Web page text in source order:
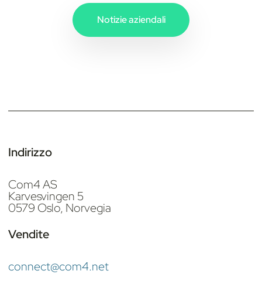
Notizie aziendali
Indirizzo
Com4 AS
Karvesvingen 5
0579 Oslo, Norvegia
Vendite
connect@com4.net